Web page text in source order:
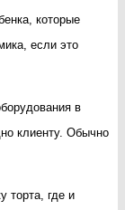
которые
если это
в
клиенту. Обычно
торта, где и